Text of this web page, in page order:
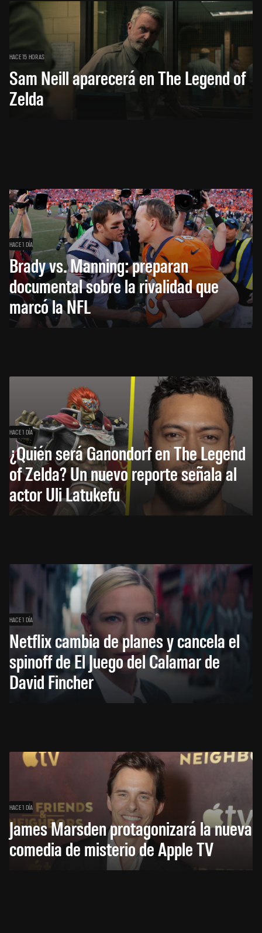
HACE 15 HORAS
Sam Neill aparecerá en The Legend of
Zelda
HACE 1 DÍA
Brady vs. Manning: preparan
documental sobre la rivalidad que
marcó la NFL
HACE 1 DÍA
¿Quién será Ganondorf en The Legend
of Zelda? Un nuevo reporte señala al
actor Uli Latukefu
HACE 1 DÍA
Netflix cambia de planes y cancela el
spinoff de El Juego del Calamar de
David Fincher
HACE 1 DÍA
James Marsden protagonizará la nueva
comedia de misterio de Apple TV